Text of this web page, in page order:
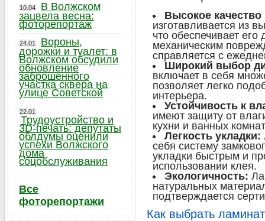
Высокое
изготавливается из
что обеспечивает его
механическим
справляется с
Широкий выбор
включает в себя
позволяет легко
интерьера.
Устойчивость к
имеют защиту от
кухни и ванных
Легкость укладки:
себя систему
укладки быстрым и
использовании клея.
Экологичность:
натуральных
подтверждается
Как выбрать
10.04
В Волжском
зацвела весна:
фоторепортаж
24.01
Вороны,
дорожки и туалет: в
Волжском обсудили
обновление
заброшенного
участка сквера на
улице Советской
22.01
Трудоустройство и
3D-печать: депутаты
облдумы оценили
успехи Волжского
дома
соцобслуживания
Все
фоторепортажи